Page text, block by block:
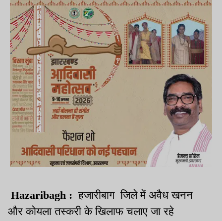
Hazaribagh :हजारीबाग जिले में अवैध खनन
और कोयला तस्करी के खिलाफ चलाए जा रहे